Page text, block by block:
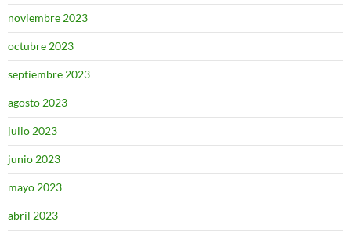
noviembre 2023
octubre 2023
septiembre 2023
agosto 2023
julio 2023
junio 2023
mayo 2023
abril 2023